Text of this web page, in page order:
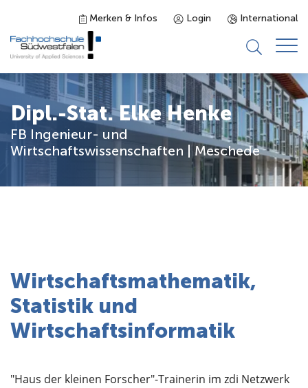
Merken & Infos Login International
Studieninteressierte
Studienangebot
Studierende
Karriere
Über uns
Dipl.-Stat. Elke Henke
FB Ingenieur- und
Wirtschaftswissenschaften | Meschede
Wirtschaftsmathematik,
Statistik und
Wirtschaftsinformatik
"Haus der kleinen Forscher"-Trainerin im zdi Netzwerk